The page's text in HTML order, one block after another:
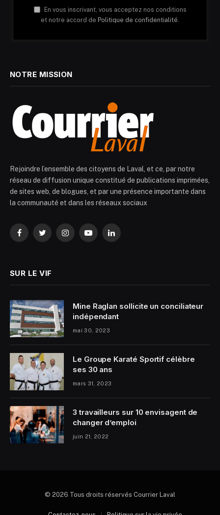
En vous inscrivant, vous acceptez nos conditions
et notre accord de Politique de confidentialité.
NOTRE MISSION
Rejoindre l’ensemble des citoyens de Laval, et ce, par notre
réseau de diffusion unique constitué de publications imprimées,
de sites web, de blogues, et par une présence importante dans
la communauté et dans les réseaux sociaux
FacebookTwitterInstagramYouTubeLinkedIn
SUR LE VIF
Mine Raglan sollicite un conciliateur
indépendant
mai 30, 2023
Le Groupe Karaté Sportif célèbre
ses 30 ans
mars 31, 2023
3 travailleurs sur 10 envisagent de
changer d’emploi
juin 21, 2022
© 2026 Tous droits réservés Courrier Laval